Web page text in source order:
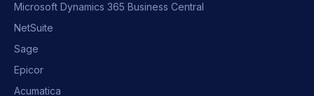
Microsoft Dynamics 365 Business Central
NetSuite
Sage
Epicor
Acumatica